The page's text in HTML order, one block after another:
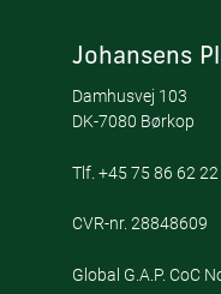
Johansens
Damhusvej 103
DK-7080 Børkop
Tlf. +45 75 86 62 22
CVR-nr. 28848609
Global G.A.P. CoC